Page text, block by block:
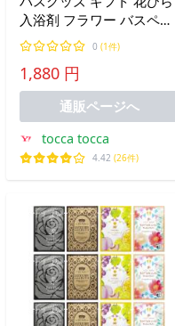
入浴剤 フラワー バスペタ
ル 女性 誕生日 プレゼント
お礼 お返 お祝い 使いやす
い おすすめ 人気 注目アイ
テム 便利グッズ
0 (1件)
1,880 円
通販ページへ
tocca tocca
4.42 (26件)